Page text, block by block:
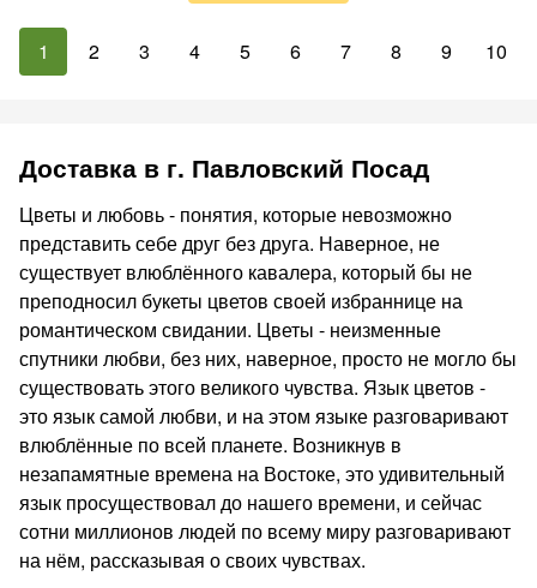
1 2 3 4 5 6 7 8 9 10
Доставка в г. Павловский Посад
Цветы и любовь - понятия, которые невозможно
представить себе друг без друга. Наверное, не
существует влюблённого кавалера, который бы не
преподносил букеты цветов своей избраннице на
романтическом свидании. Цветы - неизменные
спутники любви, без них, наверное, просто не могло бы
существовать этого великого чувства. Язык цветов -
это язык самой любви, и на этом языке разговаривают
влюблённые по всей планете. Возникнув в
незапамятные времена на Востоке, это удивительный
язык просуществовал до нашего времени, и сейчас
сотни миллионов людей по всему миру разговаривают
на нём, рассказывая о своих чувствах.